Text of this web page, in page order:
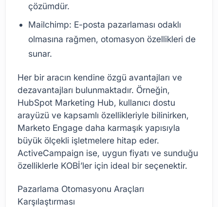
çözümdür.
Mailchimp: E-posta pazarlaması odaklı
olmasına rağmen, otomasyon özellikleri de
sunar.
Her bir aracın kendine özgü avantajları ve
dezavantajları bulunmaktadır. Örneğin,
HubSpot Marketing Hub, kullanıcı dostu
arayüzü ve kapsamlı özellikleriyle bilinirken,
Marketo Engage daha karmaşık yapısıyla
büyük ölçekli işletmelere hitap eder.
ActiveCampaign ise, uygun fiyatı ve sunduğu
özelliklerle KOBİ’ler için ideal bir seçenektir.
Pazarlama Otomasyonu Araçları
Karşılaştırması